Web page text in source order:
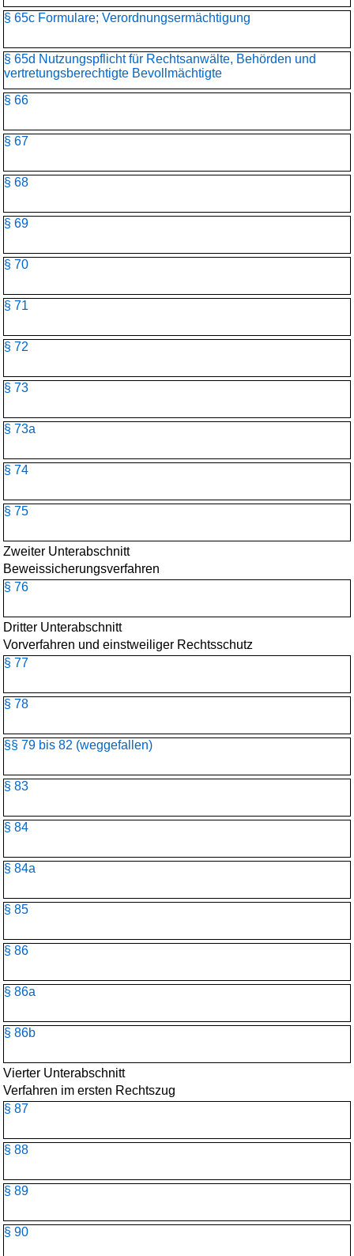
§ 65c Formulare; Verordnungsermächtigung
§ 65d Nutzungspflicht für Rechtsanwälte, Behörden und
vertretungsberechtigte Bevollmächtigte
§ 66
§ 67
§ 68
§ 69
§ 70
§ 71
§ 72
§ 73
§ 73a
§ 74
§ 75
Zweiter Unterabschnitt
Beweissicherungsverfahren
§ 76
Dritter Unterabschnitt
Vorverfahren und einstweiliger Rechtsschutz
§ 77
§ 78
§§ 79 bis 82 (weggefallen)
§ 83
§ 84
§ 84a
§ 85
§ 86
§ 86a
§ 86b
Vierter Unterabschnitt
Verfahren im ersten Rechtszug
§ 87
§ 88
§ 89
§ 90